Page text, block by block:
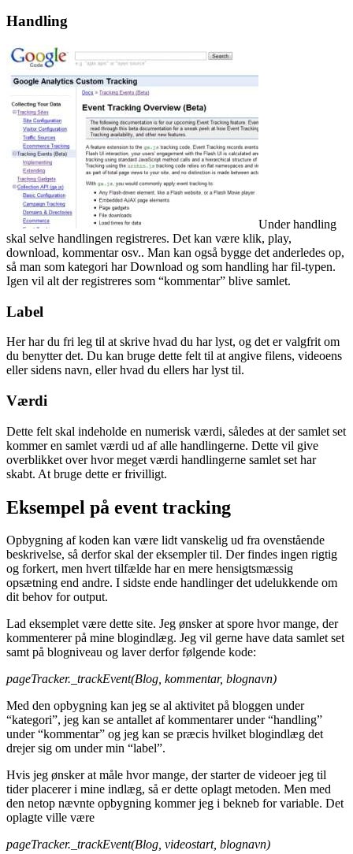
Handling
Under handling
skal selve handlingen registreres. Det kan være klik, play,
download, kommentar osv.. Man kan også bygge det anderledes op,
så man som kategori har Download og som handling har fil-typen.
Igen vil alt der registreres som “kommentar” blive samlet.
Label
Her har du fri leg til at skrive hvad du har lyst, og det er valgfrit om
du benytter det. Du kan bruge dette felt til at angive filens, videoens
eller sidens navn, eller hvad du ellers har lyst til.
Værdi
Dette felt skal indeholde en numerisk værdi, således at der samlet set
kommer en samlet værdi ud af alle handlingerne. Dette vil give
overblikket over hvor meget værdi handlingerne samlet set har
skabt. At bruge dette er frivilligt.
Eksempel på event tracking
Opbygning af koden kan være lidt vanskelig ud fra ovenstående
beskrivelse, så derfor skal der eksempler til. Der findes ingen rigtig
og forkert, men hvert tilfælde har en mere hensigtsmæssig
opsætning end andre. I sidste ende handlinger det udelukkende om
dit behov for output.
Lad eksemplet være dette site. Jeg ønsker at spore hvor mange, der
kommenterer på mine blogindlæg. Jeg vil gerne have data samlet set
samt på blogniveau og laver derfor følgende kode:
pageTracker._trackEvent(Blog, kommentar, blognavn)
Med den opbygning kan jeg se al aktivitet på bloggen under
“kategori”, jeg kan se antallet af kommentarer under “handling”
under “kommentar” og jeg kan se præcis hvilket blogindlæg det
drejer sig om under min “label”.
Hvis jeg ønsker at måle hvor mange, der starter de videoer jeg til
tider placerer i mine indlæg, så er dette oplagt metoden. Men med
den netop nævnte opbygning kommer jeg i bekneb for variable. Det
oplagte ville være
pageTracker._trackEvent(Blog, videostart, blognavn)